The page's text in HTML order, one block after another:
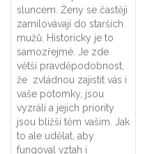
sluncem. Ženy se častěji
zamilovávají do starších
mužů. Historicky je to
samozřejmé. Je zde
větší pravděpodobnost,
že zvládnou zajistit vás i
vaše potomky, jsou
vyzrálí a jejich priority
jsou bližší těm vašim. Jak
to ale udělat, aby
fungoval vztah i